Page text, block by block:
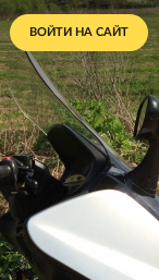
ВОЙТИ НА САЙТ